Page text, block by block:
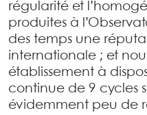
régularité et
produites à
des temps une
internationale ; et
établissement à
continue de 9 cycles
évidemment peu de